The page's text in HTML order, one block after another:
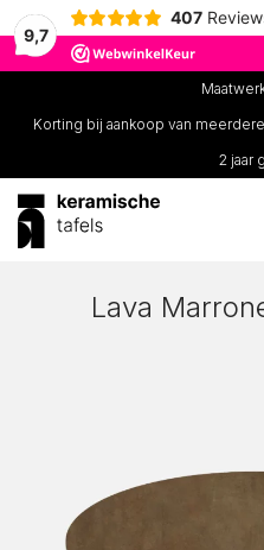
9,7
407
Korting bij aankoop van
2 jaar
Lava